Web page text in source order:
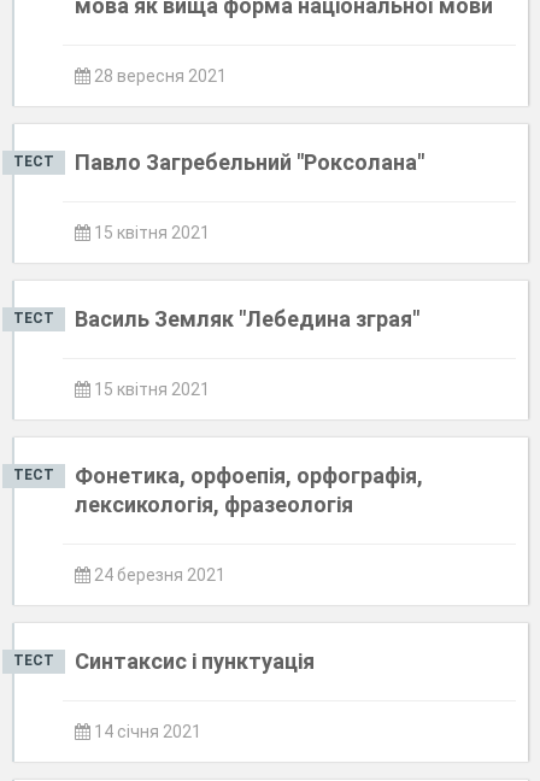
мова як вища форма національної мови
28 вересня 2021
ТЕСТ Павло Загребельний "Роксолана"
15 квітня 2021
ТЕСТ Василь Земляк "Лебедина зграя"
15 квітня 2021
ТЕСТ
Фонетика, орфоепія, орфографія,
лексикологія, фразеологія
24 березня 2021
ТЕСТ Синтаксис і пунктуація
14 січня 2021